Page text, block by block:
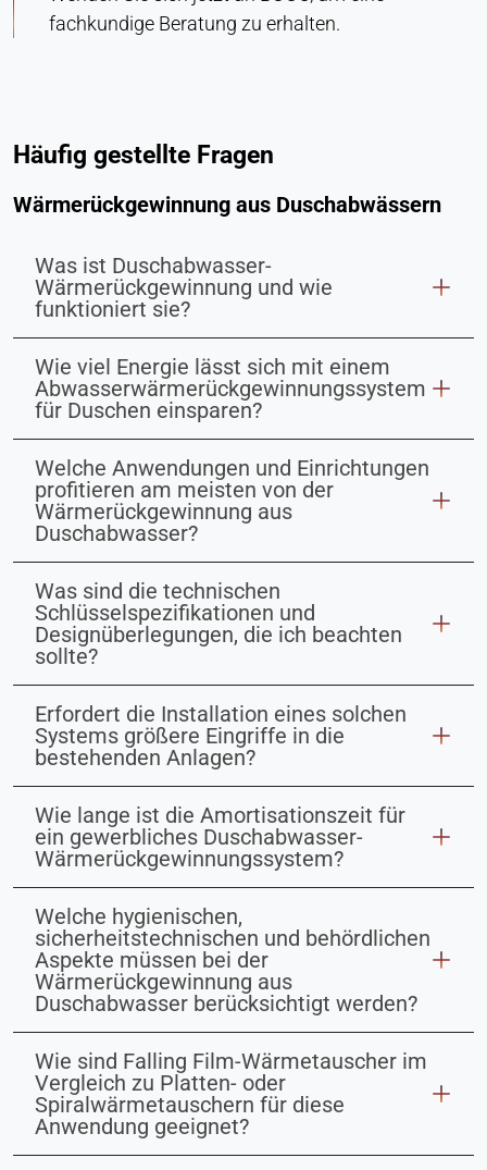
fachkundige Beratung zu erhalten.
Häufig gestellte Fragen
Wärmerückgewinnung aus Duschabwässern
Was ist Duschabwasser-
Wärmerückgewinnung und wie
funktioniert sie?
Wie viel Energie lässt sich mit einem
Abwasserwärmerückgewinnungssystem
für Duschen einsparen?
Welche Anwendungen und Einrichtungen
profitieren am meisten von der
Wärmerückgewinnung aus
Duschabwasser?
Was sind die technischen
Schlüsselspezifikationen und
Designüberlegungen, die ich beachten
sollte?
Erfordert die Installation eines solchen
Systems größere Eingriffe in die
bestehenden Anlagen?
Wie lange ist die Amortisationszeit für
ein gewerbliches Duschabwasser-
Wärmerückgewinnungssystem?
Welche hygienischen,
sicherheitstechnischen und behördlichen
Aspekte müssen bei der
Wärmerückgewinnung aus
Duschabwasser berücksichtigt werden?
Wie sind Falling Film-Wärmetauscher im
Vergleich zu Platten- oder
Spiralwärmetauschern für diese
Anwendung geeignet?